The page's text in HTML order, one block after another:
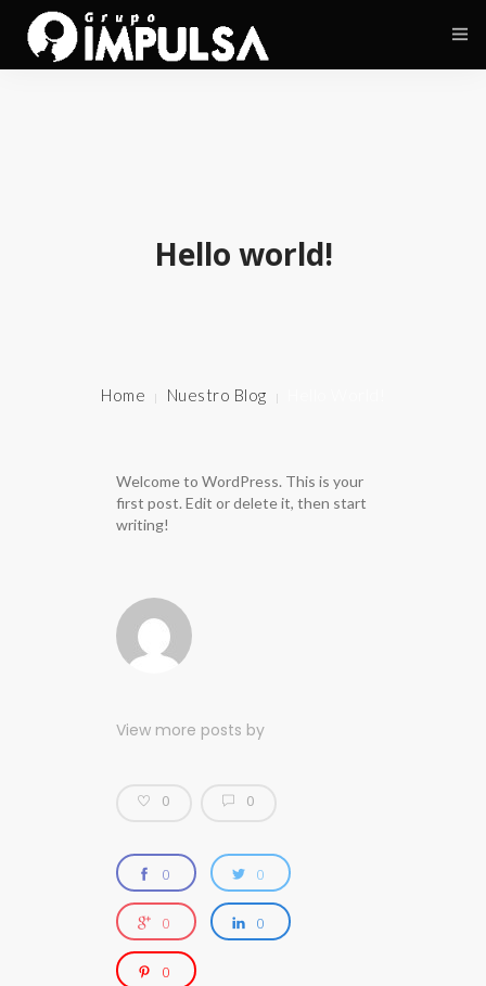
Hello world!
Home Nuestro Blog
Welcome to WordPress. This is your
first post. Edit or delete it, then start
writing!
View more posts by
0 0
0 0
0 0
0